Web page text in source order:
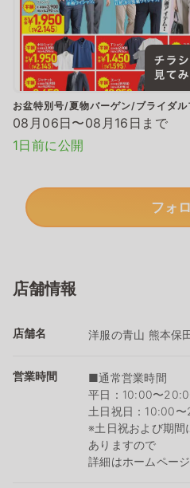
お盆特別号/夏物バーゲン/ブライダル
08月06日〜08月16日まで
1日前に公開
フォ
店舗情報
店舗名 洋服の青山 熊本保
営業時間
■通常営業時間
平日：10:00〜
土日祝日：10:00
※土日祝および期間
ありますので
詳細はホームペー